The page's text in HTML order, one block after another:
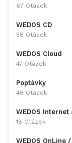
67 Otázek
WEDOS CD
58 Otázek
WEDOS Cloud
47 Otázek
Poptávky
46 Otázek
WEDOS Internet
18 Otázek
WEDOS OnLine /